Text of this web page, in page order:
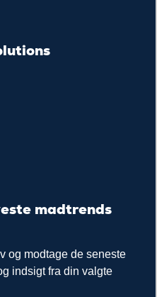
madtrends
og modtage de seneste
indsigt fra din valgte